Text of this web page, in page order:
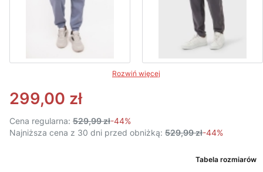
Rozwiń więcej
299,00 zł
Cena regularna: 529,99 zł-44%
Najniższa cena z 30 dni przed obniżką: 529,99 zł-44%
Tabela rozmiarów